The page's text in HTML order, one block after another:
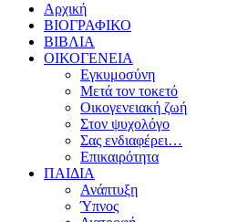
Αρχική
ΒΙΟΓΡΑΦΙΚΟ
ΒΙΒΛΙΑ
ΟΙΚΟΓΕΝΕΙΑ
Εγκυμοσύνη
Μετά τον τοκετό
Οικογενειακή ζωή
Στον ψυχολόγο
Σας ενδιαφέρει…
Επικαιρότητα
ΠΑΙΔΙΑ
Ανάπτυξη
Ύπνος